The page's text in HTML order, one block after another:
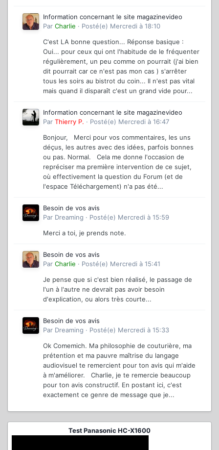
Information concernant le site magazinevideo
Par Charlie · Posté(e) Mercredi à 18:10
C'est LA bonne question... Réponse basique :
Oui... pour ceux qui ont l'habitude de le fréquenter
régulièrement, un peu comme on pourrait (j'ai bien
dit pourrait car ce n'est pas mon cas ) s'arrêter
tous les soirs au bistrot du coin... Il n'est pas vital
mais quand il disparaît c'est un grand vide pour...
Information concernant le site magazinevideo
Par Thierry P. · Posté(e) Mercredi à 16:47
Bonjour, Merci pour vos commentaires, les uns
déçus, les autres avec des idées, parfois bonnes
ou pas. Normal. Cela me donne l'occasion de
repréciser ma première intervention de ce sujet,
où effectivement la question du Forum (et de
l'espace Téléchargement) n'a pas été...
Besoin de vos avis
Par Dreaming · Posté(e) Mercredi à 15:59
Merci a toi, je prends note.
Besoin de vos avis
Par Charlie · Posté(e) Mercredi à 15:41
Je pense que si c'est bien réalisé, le passage de
l'un à l'autre ne devrait pas avoir besoin
d'explication, ou alors très courte...
Besoin de vos avis
Par Dreaming · Posté(e) Mercredi à 15:33
Ok Comemich. Ma philosophie de couturière, ma
prétention et ma pauvre maîtrise du langage
audiovisuel te remercient pour ton avis qui m'aide
à m'améliorer. Charlie, je te remercie beaucoup
pour ton avis constructif. En postant ici, c'est
exactement ce genre de message que je...
Test Panasonic HC-X1600